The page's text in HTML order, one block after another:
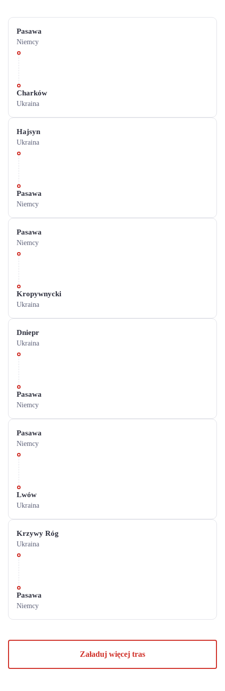
Pasawa
Niemcy
Charków
Ukraina
Hajsyn
Ukraina
Pasawa
Niemcy
Pasawa
Niemcy
Kropywnycki
Ukraina
Dniepr
Ukraina
Pasawa
Niemcy
Pasawa
Niemcy
Lwów
Ukraina
Krzywy Róg
Ukraina
Pasawa
Niemcy
Załaduj więcej tras